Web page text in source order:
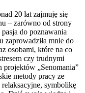
20 lat zajmuję się
– zarówno od strony
do poznawania
zaprowadziła mnie do
osobami, które na co
czy trudnymi
projektów „Senomania”
metody pracy ze
symbolikę